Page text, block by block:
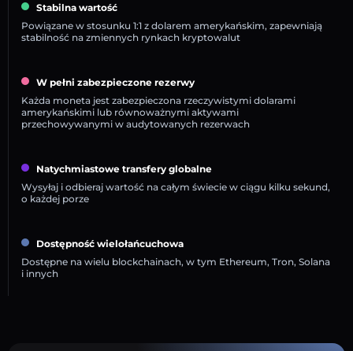
Stabilna wartość
Powiązane w stosunku 1:1 z dolarem amerykańskim, zapewniają
stabilność na zmiennych rynkach kryptowalut
W pełni zabezpieczone rezerwy
Każda moneta jest zabezpieczona rzeczywistymi dolarami
amerykańskimi lub równoważnymi aktywami
przechowywanymi w audytowanych rezerwach
Natychmiastowe transfery globalne
Wysyłaj i odbieraj wartość na całym świecie w ciągu kilku sekund,
o każdej porze
Dostępność wielołańcuchowa
Dostępne na wielu blockchainach, w tym Ethereum, Tron, Solana
i innych